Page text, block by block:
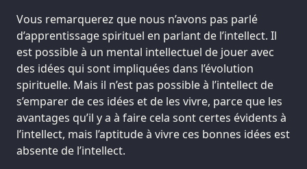
Vous remarquerez que nous n’avons pas parlé
d’apprentissage spirituel en parlant de l’intellect. Il
est possible à un mental intellectuel de jouer avec
des idées qui sont impliquées dans l’évolution
spirituelle. Mais il n’est pas possible à l’intellect de
s’emparer de ces idées et de les vivre, parce que les
avantages qu’il y a à faire cela sont certes évidents à
l’intellect, mais l’aptitude à vivre ces bonnes idées est
absente de l’intellect.